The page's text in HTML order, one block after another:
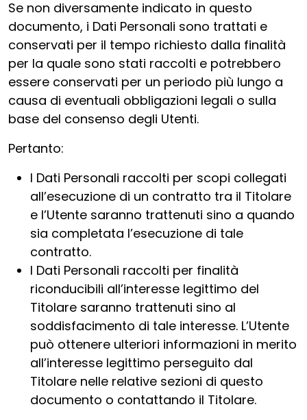
Se non diversamente indicato in questo
documento, i Dati Personali sono trattati e
conservati per il tempo richiesto dalla finalità
per la quale sono stati raccolti e potrebbero
essere conservati per un periodo più lungo a
causa di eventuali obbligazioni legali o sulla
base del consenso degli Utenti.
Pertanto:
I Dati Personali raccolti per scopi collegati
all’esecuzione di un contratto tra il Titolare
e l’Utente saranno trattenuti sino a quando
sia completata l’esecuzione di tale
contratto.
I Dati Personali raccolti per finalità
riconducibili all’interesse legittimo del
Titolare saranno trattenuti sino al
soddisfacimento di tale interesse. L’Utente
può ottenere ulteriori informazioni in merito
all’interesse legittimo perseguito dal
Titolare nelle relative sezioni di questo
documento o contattando il Titolare.